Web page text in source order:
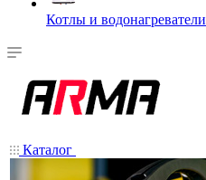
Котлы и водонагреватели
Каталог